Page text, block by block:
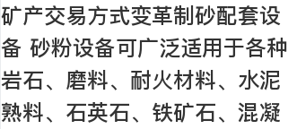
矿产交易方式变革制砂配套设
备 砂粉设备可广泛适用于各种
岩石、磨料、耐火材料、水泥
熟料、石英石、铁矿石、混凝